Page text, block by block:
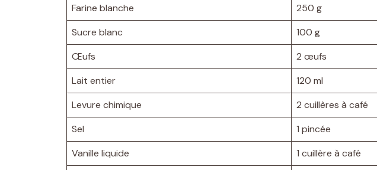
Farine blanche
250 g
Sucre blanc
100 g
Œufs
2 œufs
Lait entier
120 ml
Levure chimique
2 cuillères à café
Sel
1 pincée
Vanille liquide
1 cuillère à café